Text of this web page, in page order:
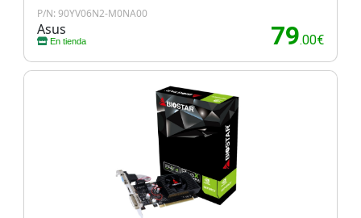
P/N: 90YV06N2-M0NA00
Asus
En tienda 79.00€